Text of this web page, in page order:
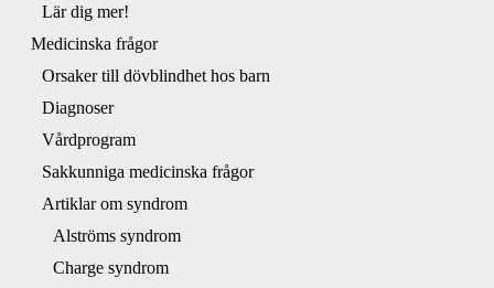
Lär dig mer!
Medicinska frågor
Orsaker till dövblindhet hos barn
Diagnoser
Vårdprogram
Sakkunniga medicinska frågor
Artiklar om syndrom
Alströms syndrom
Charge syndrom